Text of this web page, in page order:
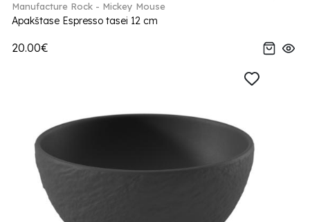
Manufacture Rock - Mickey Mouse
Apakštase Espresso tasei 12 cm
20.00€